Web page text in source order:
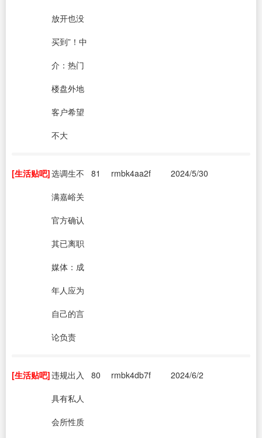
放开也没
买到”！中
介：热门
楼盘外地
客户希望
不大
[生活贴吧]选调生不
满嘉峪关
官方确认
其已离职
媒体：成
年人应为
自己的言
论负责
81 rmbk4aa2f 2024/5/30
[生活贴吧]违规出入
具有私人
会所性质
80 rmbk4db7f 2024/6/2